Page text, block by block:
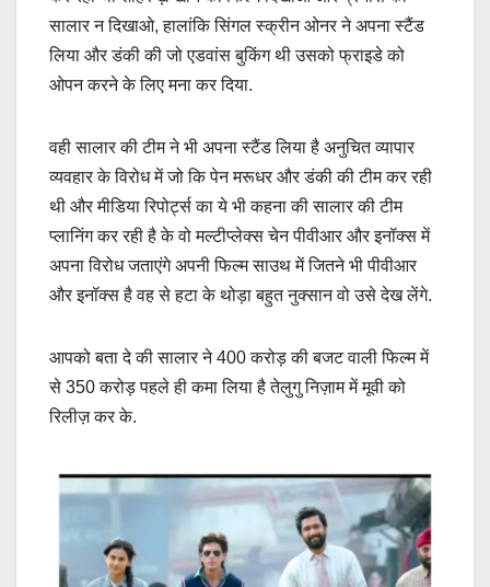
सालार न दिखाओ, हालांकि सिंगल स्क्रीन ओनर ने अपना स्टैंड
लिया और डंकी की जो एडवांस बुकिंग थी उसको फ्राइडे को
ओपन करने के लिए मना कर दिया.
वही सालार की टीम ने भी अपना स्टैंड लिया है अनुचित व्यापार
व्यवहार के विरोध में जो कि पेन मरूधर और डंकी की टीम कर रही
थी और मीडिया रिपोर्ट्स का ये भी कहना की सालार की टीम
प्लानिंग कर रही है के वो मल्टीप्लेक्स चेन पीवीआर और इनॉक्स में
अपना विरोध जताएंगे अपनी फिल्म साउथ में जितने भी पीवीआर
और इनॉक्स है वह से हटा के थोड़ा बहुत नुक्सान वो उसे देख लेंगे.
आपको बता दे की सालार ने 400 करोड़ की बजट वाली फिल्म में
से 350 करोड़ पहले ही कमा लिया है तेलुगु निज़ाम में मूवी को
रिलीज़ कर के.